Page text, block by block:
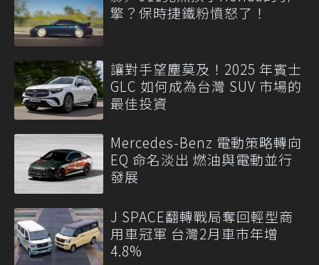
擎？保時捷鐵粉憤怒了！
讓對手望塵莫及！2025 年賓士
GLC 如何成為台灣 SUV 市場的
最佳投資
Mercedes-Benz 電動策略轉向
EQ 命名淡出 燃油與電動並行
發展
J SPACE翻轉戰局奪回輕型商
用車冠軍 台灣2月車市年增
4.8%